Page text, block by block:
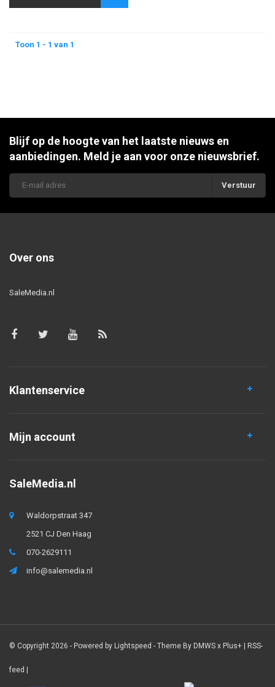
Toon 1 - 1 van 1
Blijf op de hoogte van het laatste nieuws en
aanbiedingen. Meld je aan voor onze nieuwsbrief.
Verstuur
Over ons
SaleMedia.nl
Klantenservice
Mijn account
SaleMedia.nl
Waldorpstraat 347
2521 CJ Den Haag
070-2629111
info@salemedia.nl
© Copyright 2026 - Powered by Lightspeed - Theme By DMWS x Plus+ | RSS-
feed |